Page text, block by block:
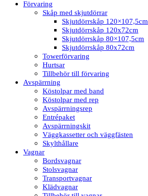
Förvaring
Skåp med skjutdörrar
Skjutdörrskåp 120×107,5cm
Skjutdörrskåp 120x72cm
Skjutdörrskåp 80×107,5cm
Skjutdörrskåp 80x72cm
Towerförvaring
Hurtsar
Tillbehör till förvaring
Avspärrning
Köstolpar med band
Köstolpar med rep
Avspärrningsrep
Entrépaket
Avspärrningskit
Väggkassetter och väggfästen
Skylthållare
Vagnar
Bordsvagnar
Stolsvagnar
Transportvagnar
Klädvagnar